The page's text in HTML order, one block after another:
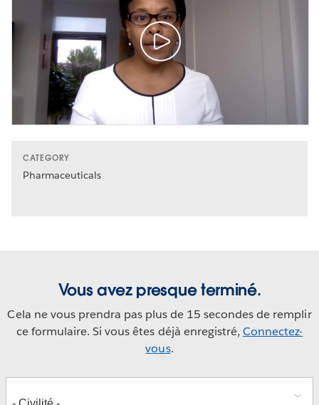
CATEGORY
Pharmaceuticals
Vous avez presque terminé.
Cela ne vous prendra pas plus de 15 secondes de remplir
ce formulaire. Si vous êtes déjà enregistré, Connectez-
vous.